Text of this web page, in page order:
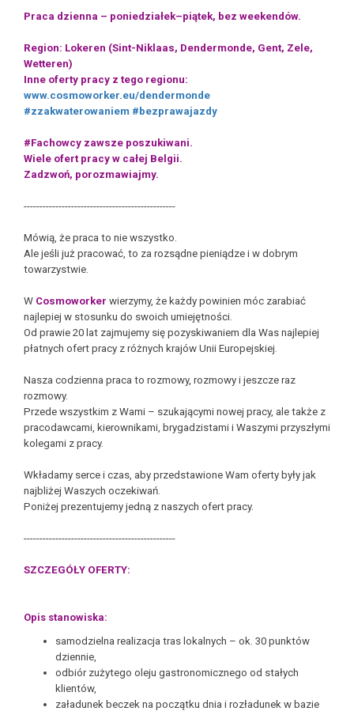
Praca dzienna – poniedziałek–piątek, bez weekendów.
Region: Lokeren (Sint-Niklaas, Dendermonde, Gent, Zele,
Wetteren)
Inne oferty pracy z tego regionu:
www.cosmoworker.eu/dendermonde
#zzakwaterowaniem #bezprawajazdy
#Fachowcy zawsze poszukiwani.
Wiele ofert pracy w całej Belgii.
Zadzwoń, porozmawiajmy.
------------------------------------------------
Mówią, że praca to nie wszystko.
Ale jeśli już pracować, to za rozsądne pieniądze i w dobrym
towarzystwie.
W Cosmoworker wierzymy, że każdy powinien móc zarabiać
najlepiej w stosunku do swoich umiejętności.
Od prawie 20 lat zajmujemy się pozyskiwaniem dla Was najlepiej
płatnych ofert pracy z różnych krajów Unii Europejskiej.
Nasza codzienna praca to rozmowy, rozmowy i jeszcze raz
rozmowy.
Przede wszystkim z Wami – szukającymi nowej pracy, ale także z
pracodawcami, kierownikami, brygadzistami i Waszymi przyszłymi
kolegami z pracy.
Wkładamy serce i czas, aby przedstawione Wam oferty były jak
najbliżej Waszych oczekiwań.
Poniżej prezentujemy jedną z naszych ofert pracy.
------------------------------------------------
SZCZEGÓŁY OFERTY:
Opis stanowiska:
samodzielna realizacja tras lokalnych – ok. 30 punktów
dziennie,
odbiór zużytego oleju gastronomicznego od stałych
klientów,
załadunek beczek na początku dnia i rozładunek w bazie